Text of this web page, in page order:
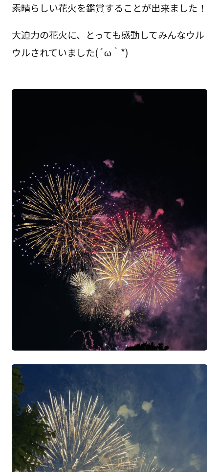
素晴らしい花火を鑑賞することが出来ました！
大迫力の花火に、とっても感動してみんなウル
ウルされていました(´ω｀*)